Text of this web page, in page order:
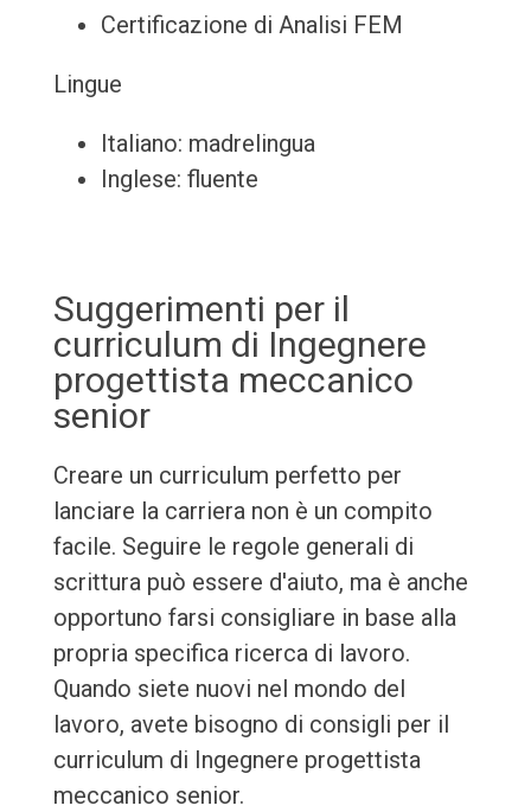
Certificazione di Analisi FEM
Lingue
Italiano: madrelingua
Inglese: fluente
Suggerimenti per il
curriculum di Ingegnere
progettista meccanico
senior
Creare un curriculum perfetto per
lanciare la carriera non è un compito
facile. Seguire le regole generali di
scrittura può essere d'aiuto, ma è anche
opportuno farsi consigliare in base alla
propria specifica ricerca di lavoro.
Quando siete nuovi nel mondo del
lavoro, avete bisogno di consigli per il
curriculum di Ingegnere progettista
meccanico senior.